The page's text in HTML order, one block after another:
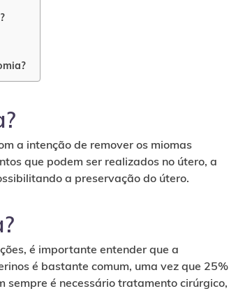
a intenção de remover os miomas
que podem ser realizados no útero, a
a preservação do útero.
é importante entender que a
é bastante comum, uma vez que 25%
sempre é necessário tratamento cirúrgico,